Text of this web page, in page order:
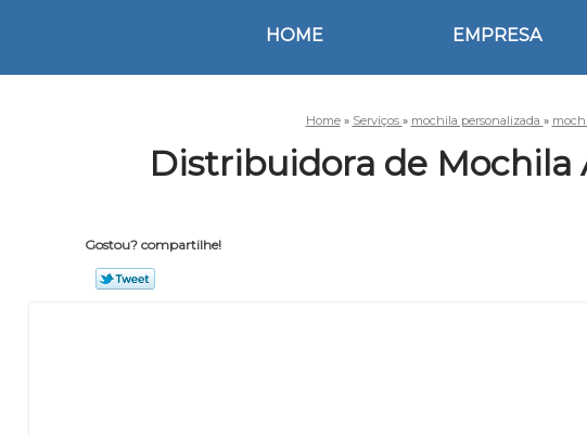
HOME EMPRESA
Home » Serviços » mochila personalizada »
Distribuidora de Mochila
Gostou? compartilhe!